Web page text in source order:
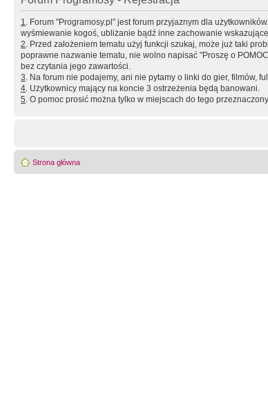
1. Forum "Programosy.pl" jest forum przyjaznym dla
wyśmiewanie kogoś, ubliżanie bądź inne zachowanie
2. Przed założeniem tematu użyj funkcji szukaj, może już taki
poprawne nazwanie tematu, nie wolno napisać "Proszę o
bez czytania jego zawartości.
3. Na forum nie podajemy, ani nie pytamy o linki do gier, filmów,
4. Użytkownicy mający na koncie 3 ostrzeżenia będą banowani.
5. O pomoc prosić można tylko w miejscach do tego
Strona główna